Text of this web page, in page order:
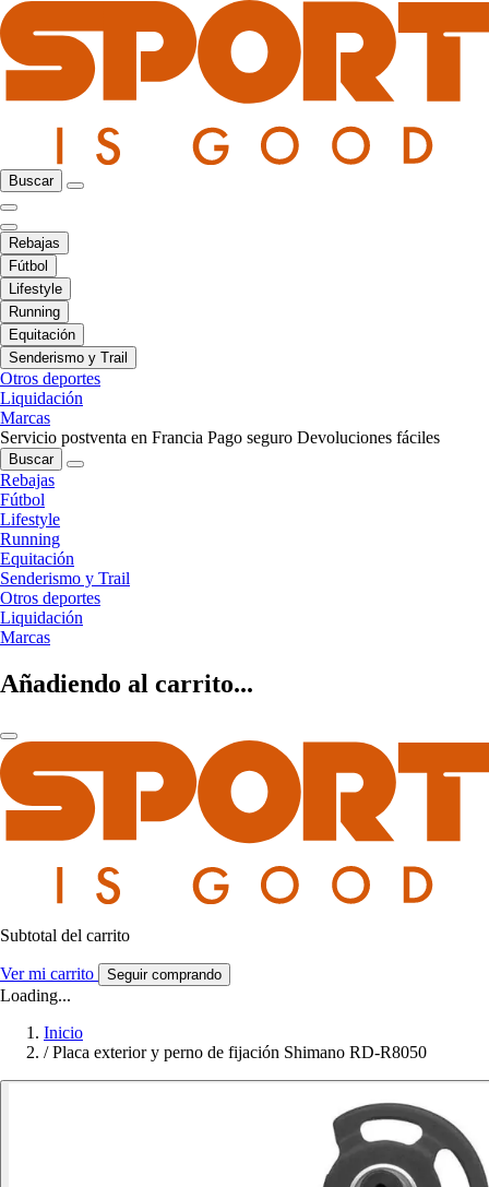
Buscar
Rebajas
Fútbol
Lifestyle
Running
Equitación
Senderismo y Trail
Otros deportes
Liquidación
Marcas
Servicio postventa en Francia Pago seguro Devoluciones fáciles
Buscar
Rebajas
Fútbol
Lifestyle
Running
Equitación
Senderismo y Trail
Otros deportes
Liquidación
Marcas
Añadiendo al carrito...
Subtotal del carrito
Ver mi carrito Seguir comprando
Loading...
Inicio
/ Placa exterior y perno de fijación Shimano RD-R8050